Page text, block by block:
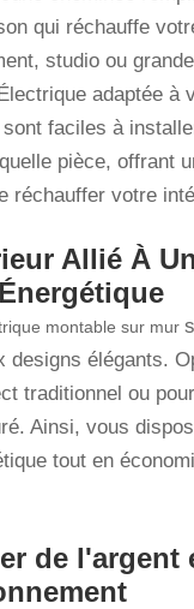
qui réchauffe
studio ou
adaptée à
faciles à
pièce, offrant
réchauffer votre
Allié À
montable sur mur
designs élégants.
traditionnel ou
Ainsi, vous
tout en
de l'argent